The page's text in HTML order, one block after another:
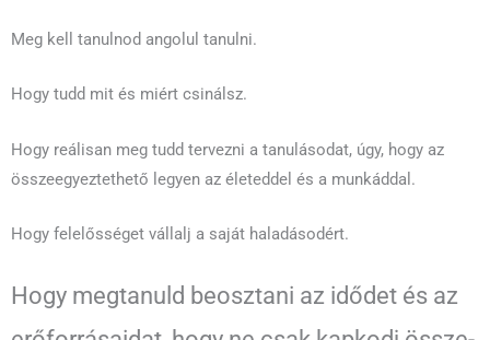
Meg kell tanulnod angolul tanulni.
Hogy tudd mit és miért csinálsz.
Hogy reálisan meg tudd tervezni a tanulásodat, úgy, hogy az
összeegyeztethető legyen az életeddel és a munkáddal.
Hogy felelősséget vállalj a saját haladásodért.
Hogy megtanuld beosztani az idődet és az